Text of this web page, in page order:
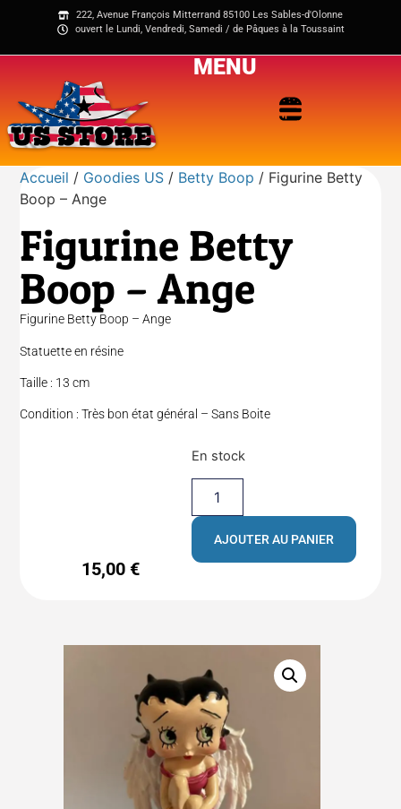
222, Avenue François Mitterrand 85100 Les Sables-d'Olonne
ouvert le Lundi, Vendredi, Samedi / de Pâques à la Toussaint
MENU
Accueil / Goodies US / Betty Boop / Figurine Betty
Boop – Ange
Figurine Betty
Boop – Ange
Figurine Betty Boop – Ange
Statuette en résine
Taille : 13 cm
Condition : Très bon état général – Sans Boite
15,00 €
En stock
AJOUTER AU PANIER